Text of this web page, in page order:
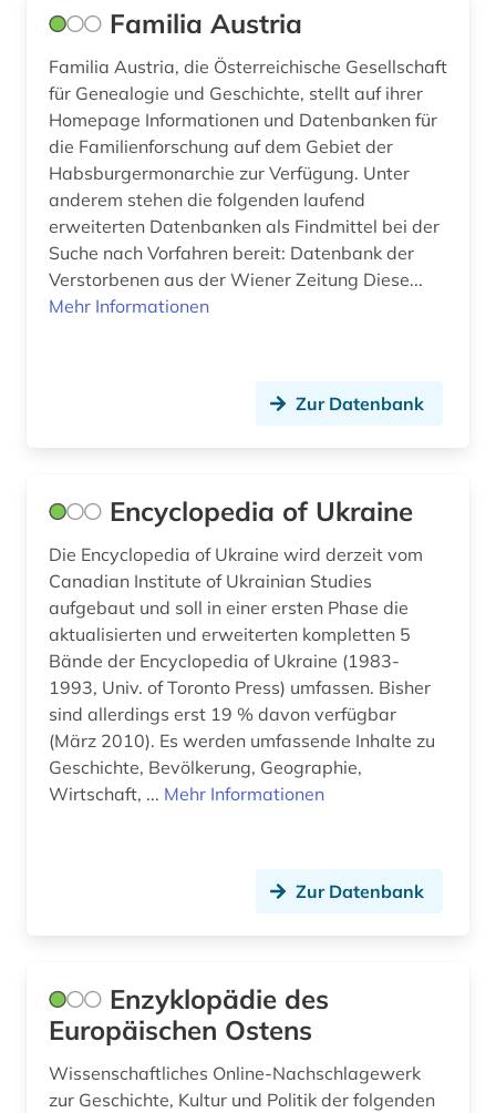
Familia Austria
Familia Austria, die Österreichische Gesellschaft
für Genealogie und Geschichte, stellt auf ihrer
Homepage Informationen und Datenbanken für
die Familienforschung auf dem Gebiet der
Habsburgermonarchie zur Verfügung. Unter
anderem stehen die folgenden laufend
erweiterten Datenbanken als Findmittel bei der
Suche nach Vorfahren bereit: Datenbank der
Verstorbenen aus der Wiener Zeitung Diese...
Mehr Informationen
Zur Datenbank
Encyclopedia of Ukraine
Die Encyclopedia of Ukraine wird derzeit vom
Canadian Institute of Ukrainian Studies
aufgebaut und soll in einer ersten Phase die
aktualisierten und erweiterten kompletten 5
Bände der Encyclopedia of Ukraine (1983-
1993, Univ. of Toronto Press) umfassen. Bisher
sind allerdings erst 19 % davon verfügbar
(März 2010). Es werden umfassende Inhalte zu
Geschichte, Bevölkerung, Geographie,
Wirtschaft, ... Mehr Informationen
Zur Datenbank
Enzyklopädie des
Europäischen Ostens
Wissenschaftliches Online-Nachschlagewerk
zur Geschichte, Kultur und Politik der folgenden